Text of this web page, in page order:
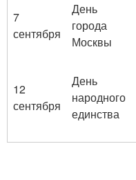
7
сентября
День
города
Москвы
12
сентября
День
народного
единства